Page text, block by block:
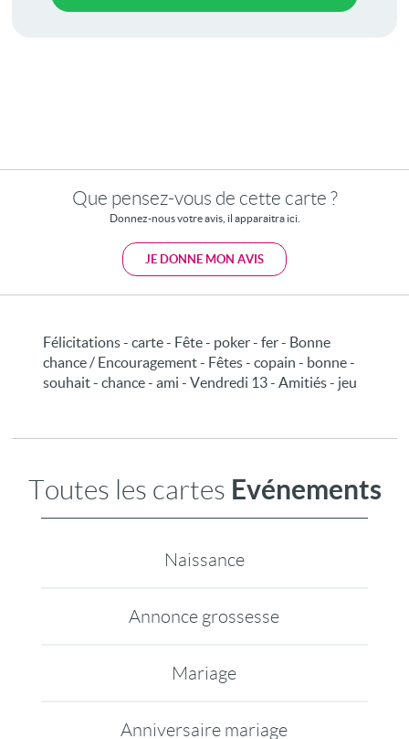
Que pensez-vous de cette carte ?
Donnez-nous votre avis, il apparaitra ici.
JE DONNE MON AVIS
Félicitations - carte - Fête - poker - fer - Bonne
chance / Encouragement - Fêtes - copain - bonne -
souhait - chance - ami - Vendredi 13 - Amitiés - jeu
Toutes les cartes Evénements
Naissance
Annonce grossesse
Mariage
Anniversaire mariage